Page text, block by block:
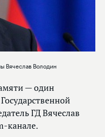
Вячеслав Володин
— один
ГД Вячеслав
канале.